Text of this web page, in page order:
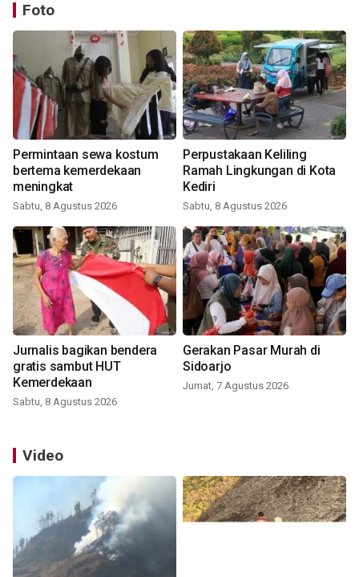
Foto
Permintaan sewa kostum
bertema kemerdekaan
meningkat
Sabtu, 8 Agustus 2026
Perpustakaan Keliling
Ramah Lingkungan di Kota
Kediri
Sabtu, 8 Agustus 2026
Jurnalis bagikan bendera
gratis sambut HUT
Kemerdekaan
Sabtu, 8 Agustus 2026
Gerakan Pasar Murah di
Sidoarjo
Jumat, 7 Agustus 2026
Video